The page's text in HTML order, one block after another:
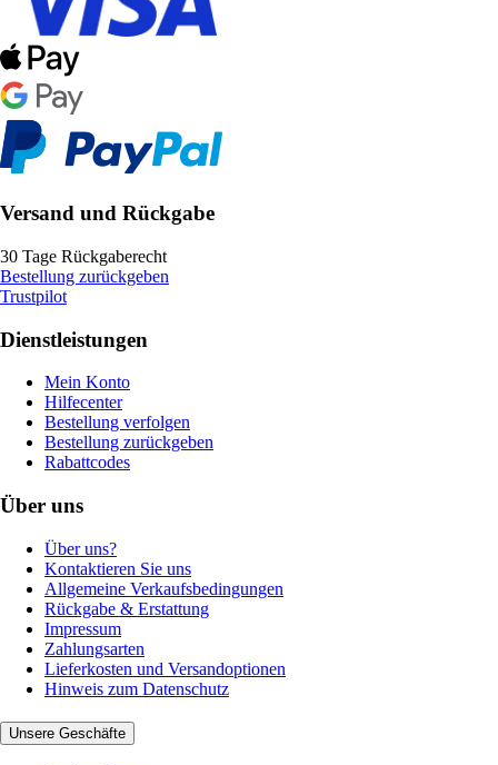
Versand und Rückgabe
30 Tage Rückgaberecht
Bestellung zurückgeben
Trustpilot
Dienstleistungen
Mein Konto
Hilfecenter
Bestellung verfolgen
Bestellung zurückgeben
Rabattcodes
Über uns
Über uns?
Kontaktieren Sie uns
Allgemeine Verkaufsbedingungen
Rückgabe & Erstattung
Impressum
Zahlungsarten
Lieferkosten und Versandoptionen
Hinweis zum Datenschutz
Unsere Geschäfte